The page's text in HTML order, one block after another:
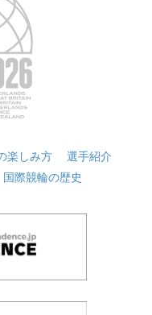
楽しみ方
選手紹介
国際競輪の歴史